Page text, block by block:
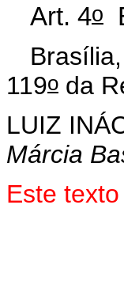
Art. 4o
119o da
LUIZ
Márcia
Este